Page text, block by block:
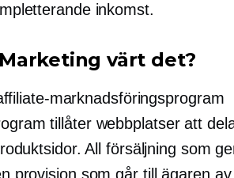
inkomst.
värt det?
marknadsföringsprogram
tillåter webbplatser att
All försäljning som
provision som går till ägaren av